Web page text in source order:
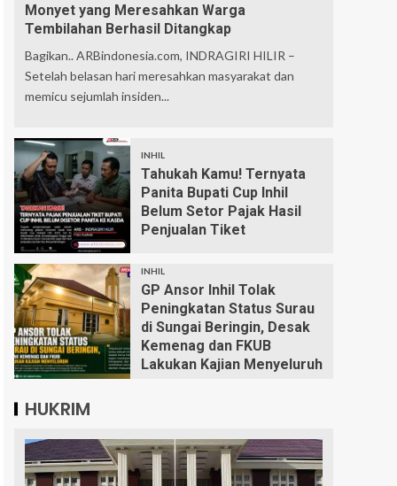
Monyet yang Meresahkan Warga
Tembilahan Berhasil Ditangkap
Bagikan.. ARBindonesia.com, INDRAGIRI HILIR –
Setelah belasan hari meresahkan masyarakat dan
memicu sejumlah insiden...
INHIL
Tahukah Kamu! Ternyata
Panita Bupati Cup Inhil
Belum Setor Pajak Hasil
Penjualan Tiket
INHIL
GP Ansor Inhil Tolak
Peningkatan Status Surau
di Sungai Beringin, Desak
Kemenag dan FKUB
Lakukan Kajian Menyeluruh
HUKRIM